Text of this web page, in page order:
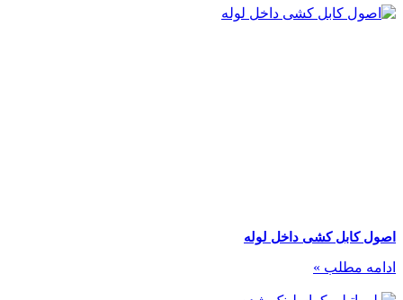
اصول کابل کشی داخل لوله
ادامه مطلب »